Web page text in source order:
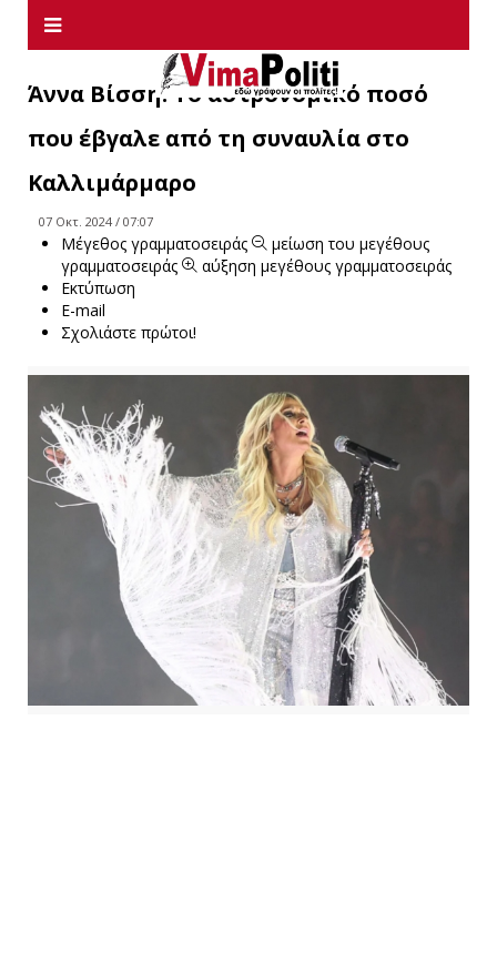
Άννα Βίσση: Το αστρονομικό ποσό
που έβγαλε από τη συναυλία στο
Καλλιμάρμαρο
07 Οκτ. 2024 / 07:07
Μέγεθος γραμματοσειράς
μείωση του μεγέθους
γραμματοσειράς
αύξηση μεγέθους γραμματοσειράς
Εκτύπωση
E-mail
Σχολιάστε πρώτοι!